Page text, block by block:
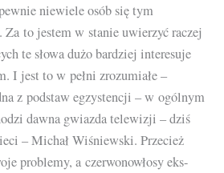
niewiele osób się tym
Za to jestem w stanie uwierzyć raczej
te słowa dużo bardziej interesuje
I jest to w pełni zrozumiałe –
z podstaw egzystencji – w ogólnym
dawna gwiazda telewizji – dziś
– Michał Wiśniewski. Przecież
problemy, a czerwonowłosy eks-